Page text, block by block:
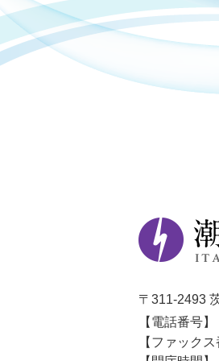
〒311-2493
【電話番号】
【ファックス